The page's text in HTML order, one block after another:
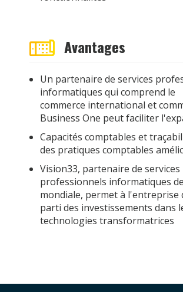
Avantages
Un partenaire de services
informatiques qui comprend le
commerce international et
Business One peut faciliter
Capacités comptables et
des pratiques comptables
Vision33, partenaire de services
professionnels informatiques
mondiale, permet à l'entreprise
parti des investissements dans
technologies transformatrices